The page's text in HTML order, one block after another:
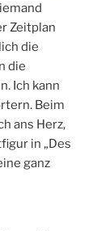
Zeitplan
die
die
Ich kann
Beim
ans Herz,
in „Des
ganz